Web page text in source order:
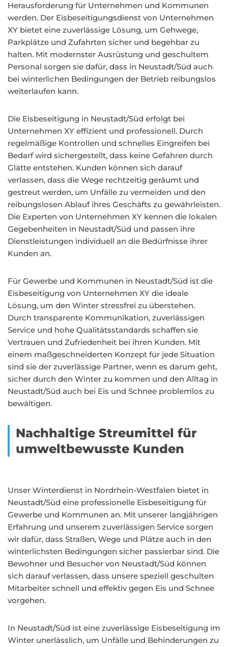
Herausforderung für Unternehmen und Kommunen
werden. Der Eisbeseitigungsdienst von Unternehmen
XY bietet eine zuverlässige Lösung, um Gehwege,
Parkplätze und Zufahrten sicher und begehbar zu
halten. Mit modernster Ausrüstung und geschultem
Personal sorgen sie dafür, dass in Neustadt/Süd auch
bei winterlichen Bedingungen der Betrieb reibungslos
weiterlaufen kann.
Die Eisbeseitigung in Neustadt/Süd erfolgt bei
Unternehmen XY effizient und professionell. Durch
regelmäßige Kontrollen und schnelles Eingreifen bei
Bedarf wird sichergestellt, dass keine Gefahren durch
Glätte entstehen. Kunden können sich darauf
verlassen, dass die Wege rechtzeitig geräumt und
gestreut werden, um Unfälle zu vermeiden und den
reibungslosen Ablauf ihres Geschäfts zu gewährleisten.
Die Experten von Unternehmen XY kennen die lokalen
Gegebenheiten in Neustadt/Süd und passen ihre
Dienstleistungen individuell an die Bedürfnisse ihrer
Kunden an.
Für Gewerbe und Kommunen in Neustadt/Süd ist die
Eisbeseitigung von Unternehmen XY die ideale
Lösung, um den Winter stressfrei zu überstehen.
Durch transparente Kommunikation, zuverlässigen
Service und hohe Qualitätsstandards schaffen sie
Vertrauen und Zufriedenheit bei ihren Kunden. Mit
einem maßgeschneiderten Konzept für jede Situation
sind sie der zuverlässige Partner, wenn es darum geht,
sicher durch den Winter zu kommen und den Alltag in
Neustadt/Süd auch bei Eis und Schnee problemlos zu
bewältigen.
Nachhaltige Streumittel für
umweltbewusste Kunden
Unser Winterdienst in Nordrhein-Westfalen bietet in
Neustadt/Süd eine professionelle Eisbeseitigung für
Gewerbe und Kommunen an. Mit unserer langjährigen
Erfahrung und unserem zuverlässigen Service sorgen
wir dafür, dass Straßen, Wege und Plätze auch in den
winterlichsten Bedingungen sicher passierbar sind. Die
Bewohner und Besucher von Neustadt/Süd können
sich darauf verlassen, dass unsere speziell geschulten
Mitarbeiter schnell und effektiv gegen Eis und Schnee
vorgehen.
In Neustadt/Süd ist eine zuverlässige Eisbeseitigung im
Winter unerlässlich, um Unfälle und Behinderungen zu